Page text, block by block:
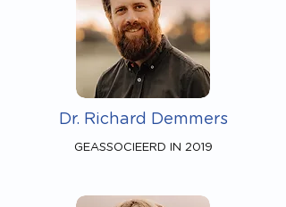
Dr. Richard Demmers
GEASSOCIEERD IN 2019